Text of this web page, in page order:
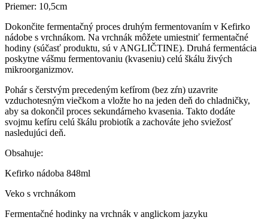
Priemer: 10,5cm
Dokončite fermentačný proces druhým fermentovaním v Kefirko
nádobe s vrchnákom. Na vrchnák môžete umiestniť fermentačné
hodiny (súčasť produktu, sú v ANGLIČTINE). Druhá fermentácia
poskytne vášmu fermentovaniu (kvaseniu) celú škálu živých
mikroorganizmov.
Pohár s čerstvým precedeným kefírom (bez zŕn) uzavrite
vzduchotesným viečkom a vložte ho na jeden deň do chladničky,
aby sa dokončil proces sekundárneho kvasenia. Takto dodáte
svojmu kefíru celú škálu probiotík a zachováte jeho sviežosť
nasledujúci deň.
Obsahuje:
Kefirko nádoba 848ml
Veko s vrchnákom
Fermentačné hodinky na vrchnák v anglickom jazyku